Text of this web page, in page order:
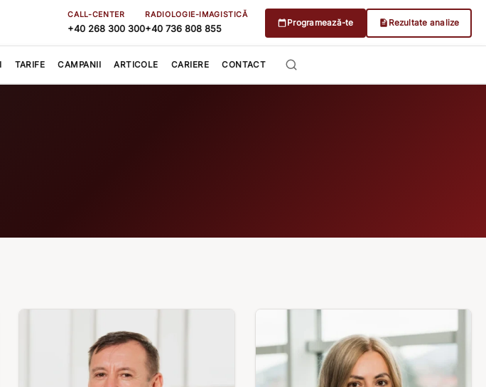
CALL-CENTER
+40 268 300 300
RADIOLOGIE-IMAGISTICĂ
+40 736 808 855
Programează-te Rezultate analize
TARIFE CAMPANII ARTICOLE CARIERE CONTACT